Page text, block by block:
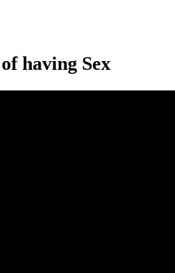
having Sex